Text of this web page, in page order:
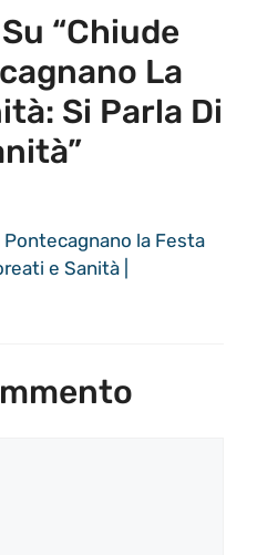
“Chiude
La
Si Parla Di
Pontecagnano la Festa
e Sanità |